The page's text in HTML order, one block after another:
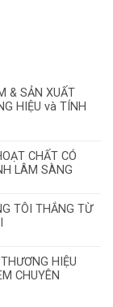
& SẢN XUẤT
HIỆU và TÍNH
CHẤT CÓ
LÂM SÀNG
TÔI THẮNG TỪ
HIỆU
CHUYÊN